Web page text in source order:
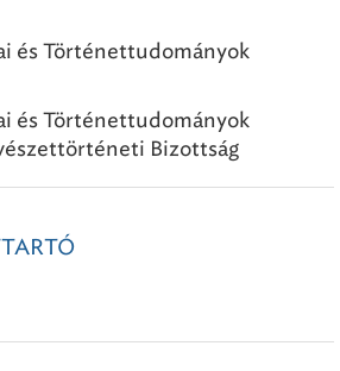
és Történettudományok
és Történettudományok
Bizottság